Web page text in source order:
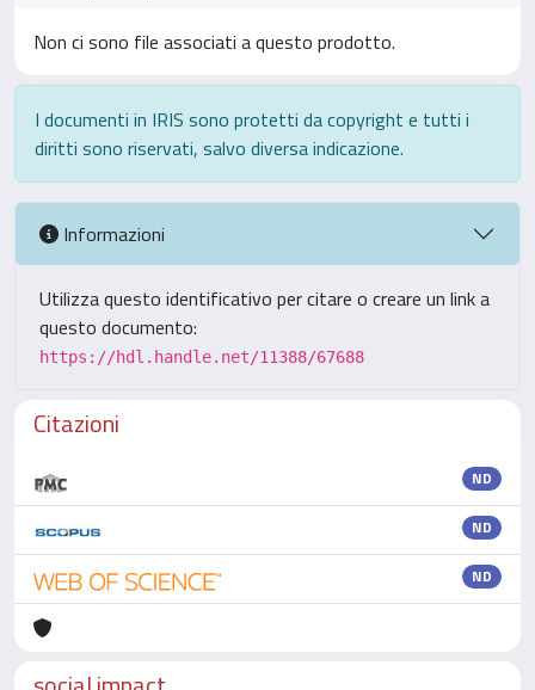
Non ci sono file associati a questo prodotto.
I documenti in IRIS sono protetti da copyright e tutti i
diritti sono riservati, salvo diversa indicazione.
Informazioni
Utilizza questo identificativo per citare o creare un link a
questo documento:
https://hdl.handle.net/11388/67688
Citazioni
ND
ND
ND